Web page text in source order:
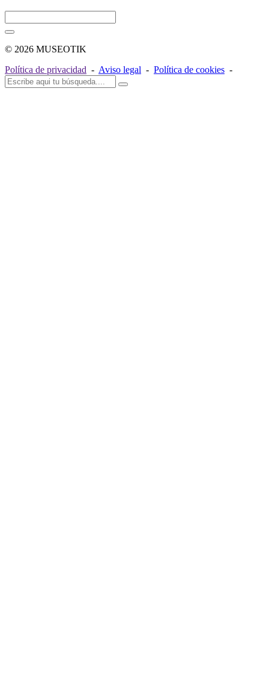
© 2026 MUSEOTIK
Política de privacidad - Aviso legal - Política de cookies -